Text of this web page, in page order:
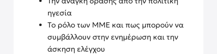
ηγεσία
Το ρόλο των ΜΜΕ και πως μπορούν να
συμβάλλουν στην ενημέρωση και την
άσκηση ελέγχου